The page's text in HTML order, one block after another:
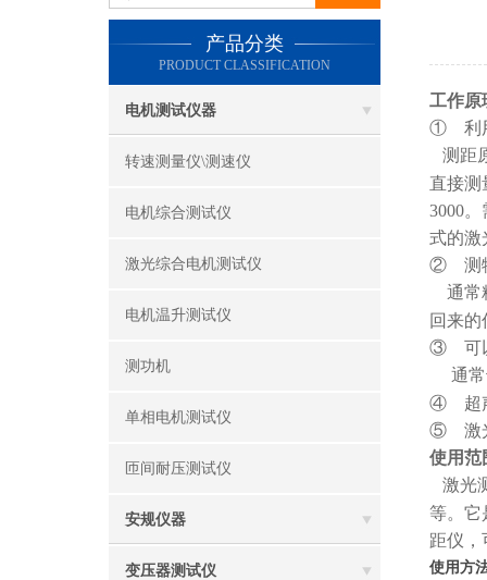
产品分类
PRODUCT CLASSIFICATION
电机测试仪器
转速测量仪\测速仪
电机综合测试仪
激光综合电机测试仪
电机温升测试仪
测功机
单相电机测试仪
匝间耐压测试仪
安规仪器
变压器测试仪
工作原
① 利
测距
直接测
3000
式的激
② 测
通常
回来
③ 可
通
④ 超
⑤ 激
使用范
激光
等。它
距仪，
使用方